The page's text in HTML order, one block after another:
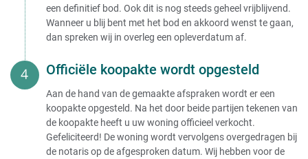
een definitief bod. Ook dit is nog steeds geheel vrijblijvend.
Wanneer u blij bent met het bod en akkoord wenst te gaan,
dan spreken wij in overleg een opleverdatum af.
Officiële koopakte wordt opgesteld
Aan de hand van de gemaakte afspraken wordt er een
koopakte opgesteld. Na het door beide partijen tekenen van
de koopakte heeft u uw woning officieel verkocht.
Gefeliciteerd! De woning wordt vervolgens overgedragen bij
de notaris op de afgesproken datum. Wij hebben voor de